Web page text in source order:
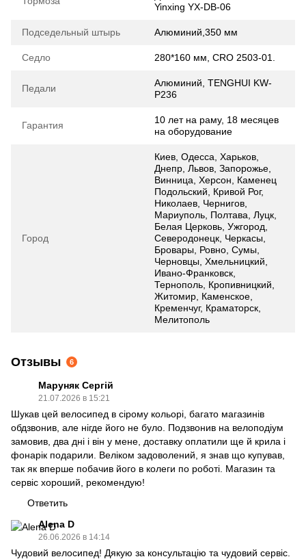
Yinxing YX-DB-06
Подседельный штырь Алюминий,350 мм
Седло 280*160 мм, CRO 2503-01.
Педали
Алюминий, TENGHUI KW-
P236
Гарантия
10 лет на раму, 18 месяцев
на оборудование
Город
Киев, Одесса, Харьков,
Днепр, Львов, Запорожье,
Винница, Херсон, Каменец
Подольский, Кривой Рог,
Николаев, Чернигов,
Мариуполь, Полтава, Луцк,
Белая Церковь, Ужгород,
Северодонецк, Черкасы,
Бровары, Ровно, Сумы,
Черновцы, Хмельницкий,
Ивано-Франковск,
Тернополь, Кропивницкий,
Житомир, Каменское,
Кременчуг, Краматорск,
Мелитополь
Отзывы 6
Маруняк Сергій
21.07.2026 в 15:21
Шукав цей велосипед в сірому кольорі, багато магазинів
обдзвонив, але нігде його не було. Подзвонив на велоподіум
замовив, два дні і він у мене, доставку оплатили ще й крила і
фонарік подарили. Веліком задоволений, я знав що купував,
так як вперше побачив його в колеги по роботі. Магазин та
сервіс хороший, рекомендую!
Ответить
Alena D
26.06.2026 в 14:14
Чудовий велосипед! Дякую за консультацію та чудовий сервіс.